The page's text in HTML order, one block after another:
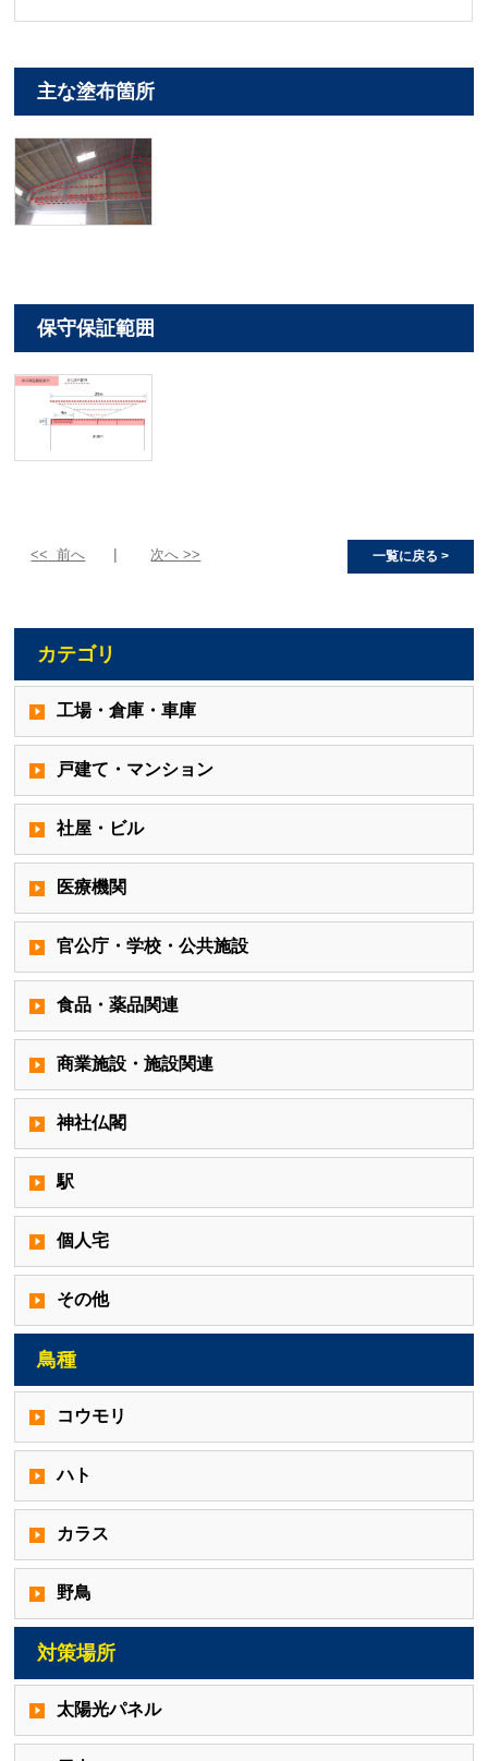
主な塗布箇所
保守保証範囲
<< 前へ 次へ >> 一覧に戻る >
カテゴリ
工場・倉庫・車庫
戸建て・マンション
社屋・ビル
医療機関
官公庁・学校・公共施設
食品・薬品関連
商業施設・施設関連
神社仏閣
駅
個人宅
その他
鳥種
コウモリ
ハト
カラス
野鳥
対策場所
太陽光パネル